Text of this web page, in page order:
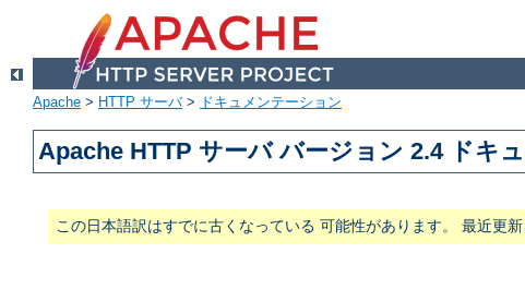
Apache > HTTP サーバ> ドキュメンテーション
Apache HTTP サーバ バージョン 2.4 ドキ
この日本語訳はすでに古くなっている 可能性があります。 最近更